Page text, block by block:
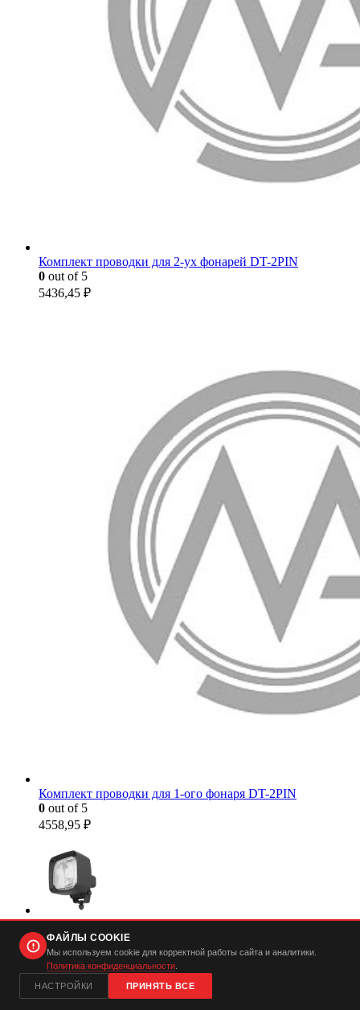
Комплект проводки для 2-ух фонарей DT-2PIN
0 out of 5
5436,45 ₽
Комплект проводки для 1-ого фонаря DT-2PIN
0 out of 5
4558,95 ₽
N25 Wide Flood
0out of 5
6734,40₽
ФАЙЛЫ COOKIE
Мы используем cookie для корректной работы сайта и аналитики.
Политика конфиденциальности
НАСТРОЙКИ ПРИНЯТЬ ВСЕ